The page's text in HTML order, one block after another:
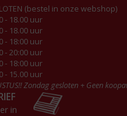
(bestel in onze webshop)
- 18.00 uur
- 18.00 uur
- 18:00 uur
- 20:00 uur
- 18:00 uur
- 15.00 uur
Zondag gesloten + Geen
in